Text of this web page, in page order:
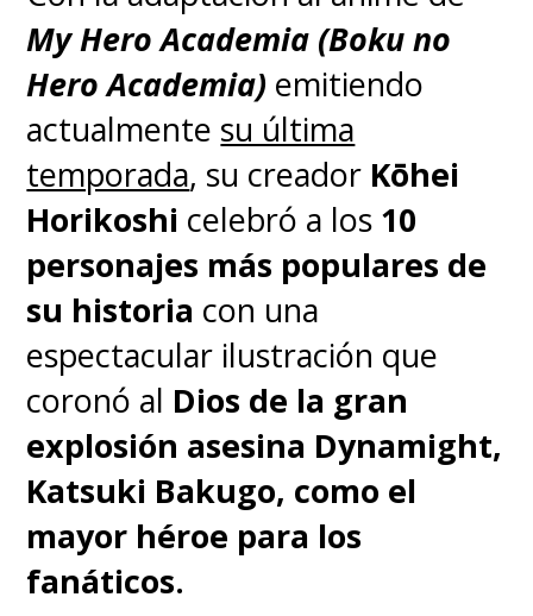
leerá y buscará la historia lo más
probable es que sea el público
de la serie también".
"Parte lo que hicimos, con el
My Hero Academia (Boku no
Hero Academia) emitiendo
actualmente su última
temporada, su creador Kōhei
Horikoshi celebró a los 10
personajes más populares de
su historia con una
espectacular ilustración que
coronó al Dios de la gran
explosión asesina Dynamight,
Katsuki Bakugo, como el
mayor héroe para los
fanáticos.